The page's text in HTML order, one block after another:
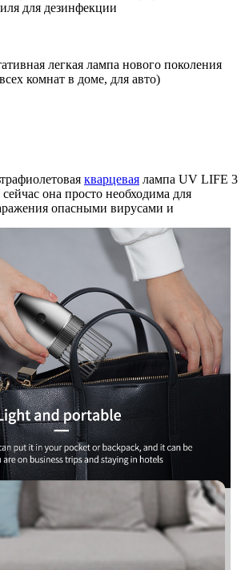
для дезинфекции
легкая лампа нового поколения
комнат в доме, для авто)
кварцевая лампа UV LIFE 3
она просто необходима для
опасными вирусами и